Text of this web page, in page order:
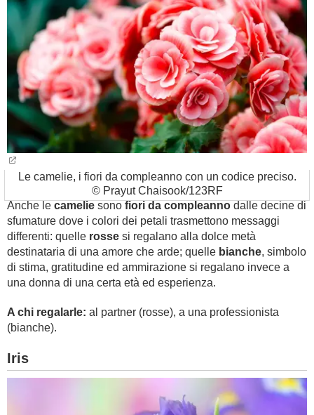
Le camelie, i fiori da compleanno con un codice preciso.
© Prayut Chaisook/123RF
Anche le camelie sono fiori da compleanno dalle decine di
sfumature dove i colori dei petali trasmettono messaggi
differenti: quelle rosse si regalano alla dolce metà
destinataria di una amore che arde; quelle bianche, simbolo
di stima, gratitudine ed ammirazione si regalano invece a
una donna di una certa età ed esperienza.
A chi regalarle: al partner (rosse), a una professionista
(bianche).
Iris